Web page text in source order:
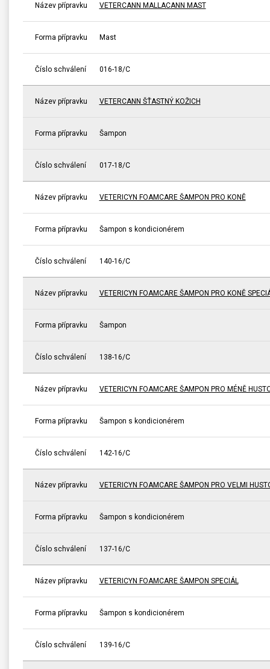
Název přípravku VETERCANN MALLACANN MAST
Forma přípravku Mast
Číslo schválení 016-18/C
Název přípravku VETERCANN ŠŤASTNÝ KOŽICH
Forma přípravku Šampon
Číslo schválení 017-18/C
Název přípravku VETERICYN FOAMCARE ŠAMPON PRO KONĚ
Forma přípravku Šampon s kondicionérem
Číslo schválení 140-16/C
Název přípravku VETERICYN FOAMCARE ŠAMPON PRO KONĚ
Forma přípravku Šampon
Číslo schválení 138-16/C
Název přípravku VETERICYN FOAMCARE ŠAMPON PRO MÉNĚ
Forma přípravku Šampon s kondicionérem
Číslo schválení 142-16/C
Název přípravku VETERICYN FOAMCARE ŠAMPON PRO VELMI
Forma přípravku Šampon s kondicionérem
Číslo schválení 137-16/C
Název přípravku VETERICYN FOAMCARE ŠAMPON SPECIÁL
Forma přípravku Šampon s kondicionérem
Číslo schválení 139-16/C